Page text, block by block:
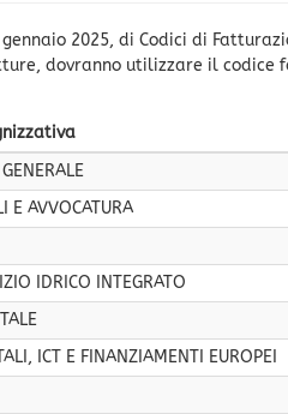
2025, di Codici di
dovranno utilizzare il codice
E AVVOCATURA
IDRICO INTEGRATO
ICT E FINANZIAMENTI EUROPEI